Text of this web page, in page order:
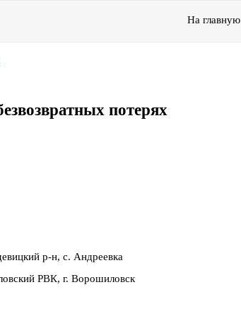
На главную
потерях
р-н, с. Андреевка
РВК, г. Ворошиловск